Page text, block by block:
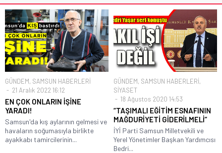
GÜNDEM, SAMSUN HABERLERİ
21 Aralık 2022 16:12
EN ÇOK ONLARIN İŞİNE
YARADI!
Samsun'da kış aylarının gelmesi ve
havaların soğumasıyla birlikte
ayakkabı tamircilerinin...
GÜNDEM, SAMSUN HABERLERİ,
SİYASET
18 Ağustos 2020 14:53
“TAŞIMALI EĞİTİM ESNAFININ
MAĞDURİYETİ GİDERİLMELİ”
İYİ Parti Samsun Milletvekili ve
Yerel Yönetimler Başkan Yardımcısı
Bedri...